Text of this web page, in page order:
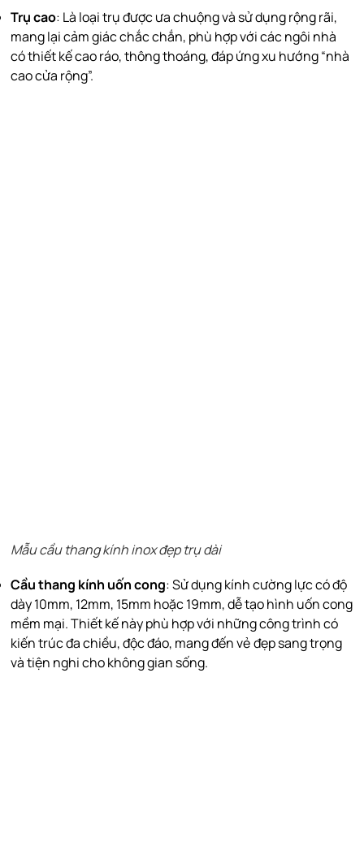
Trụ cao: Là loại trụ được ưa chuộng và sử dụng rộng rãi,
mang lại cảm giác chắc chắn, phù hợp với các ngôi nhà
có thiết kế cao ráo, thông thoáng, đáp ứng xu hướng “nhà
cao cửa rộng”.
Mẫu cầu thang kính inox đẹp trụ dài
Cầu thang kính uốn cong: Sử dụng kính cường lực có độ
dày 10mm, 12mm, 15mm hoặc 19mm, dễ tạo hình uốn cong
mềm mại. Thiết kế này phù hợp với những công trình có
kiến trúc đa chiều, độc đáo, mang đến vẻ đẹp sang trọng
và tiện nghi cho không gian sống.